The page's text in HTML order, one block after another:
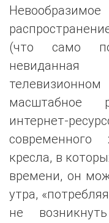
(что само по
масштабное
интернет-
кресла, в
времени, он
утра,
не